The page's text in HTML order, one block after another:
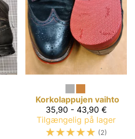
Korkolappujen vaihto
35,90 - 43,90 €
Tilgængelig på lager
☆☆☆☆☆ (2)